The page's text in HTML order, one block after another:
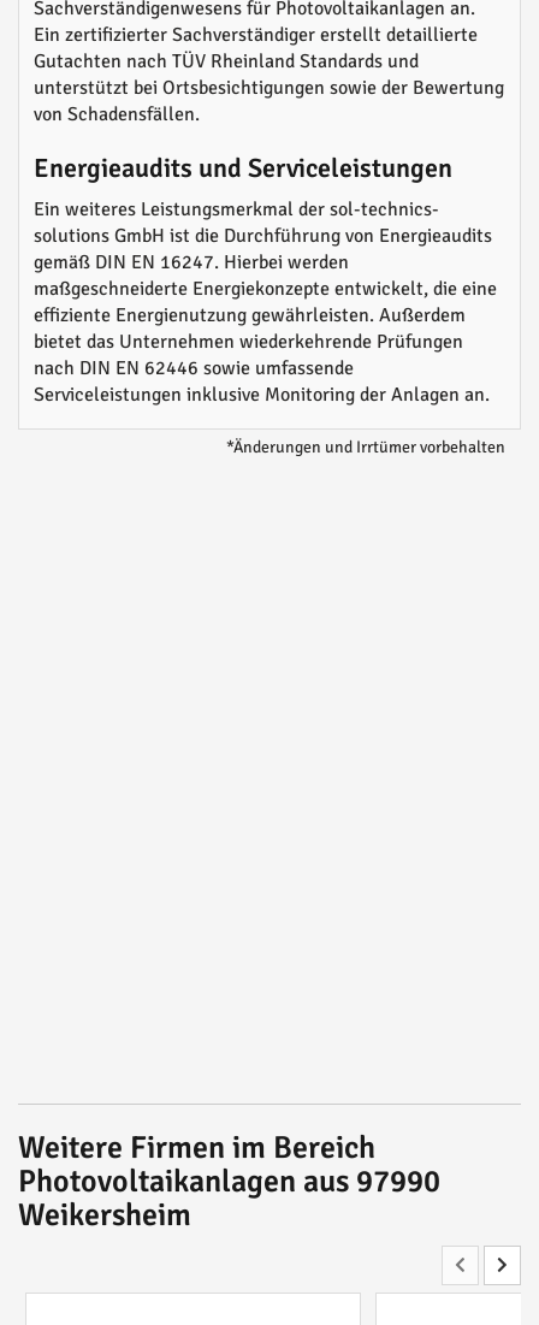
Sachverständigenwesens für Photovoltaikanlagen an.
Ein zertifizierter Sachverständiger erstellt detaillierte
Gutachten nach TÜV Rheinland Standards und
unterstützt bei Ortsbesichtigungen sowie der Bewertung
von Schadensfällen.
Energieaudits und Serviceleistungen
Ein weiteres Leistungsmerkmal der sol-technics-
solutions GmbH ist die Durchführung von Energieaudits
gemäß DIN EN 16247. Hierbei werden
maßgeschneiderte Energiekonzepte entwickelt, die eine
effiziente Energienutzung gewährleisten. Außerdem
bietet das Unternehmen wiederkehrende Prüfungen
nach DIN EN 62446 sowie umfassende
Serviceleistungen inklusive Monitoring der Anlagen an.
*Änderungen und Irrtümer vorbehalten
Weitere Firmen im Bereich
Photovoltaikanlagen aus 97990
Weikersheim